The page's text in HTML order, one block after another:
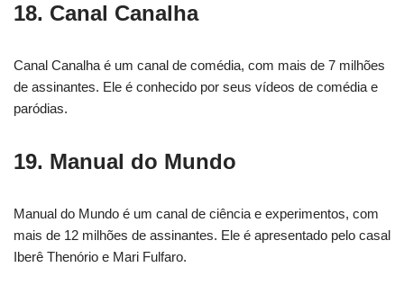
18. Canal Canalha
Canal Canalha é um canal de comédia, com mais de 7 milhões
de assinantes. Ele é conhecido por seus vídeos de comédia e
paródias.
19. Manual do Mundo
Manual do Mundo é um canal de ciência e experimentos, com
mais de 12 milhões de assinantes. Ele é apresentado pelo casal
Iberê Thenório e Mari Fulfaro.